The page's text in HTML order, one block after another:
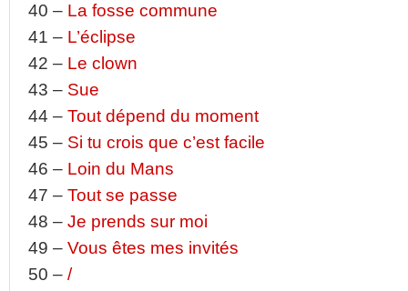
40 – La fosse commune
41 – L’éclipse
42 – Le clown
43 – Sue
44 – Tout dépend du moment
45 – Si tu crois que c’est facile
46 – Loin du Mans
47 – Tout se passe
48 – Je prends sur moi
49 – Vous êtes mes invités
50 – /